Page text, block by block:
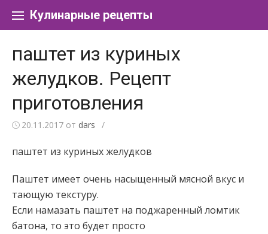
Кулинарные рецепты
паштет из куриных
желудков. Рецепт
приготовления
20.11.2017 от dars /
паштет из куриных желудков
Паштет имеет очень насыщенный мясной вкус и
тающую текстуру.
Если намазать паштет на поджаренный ломтик
батона, то это будет просто